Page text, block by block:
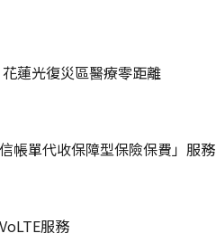
蓮光復災區醫療零距離
帳單代收保障型保險保費」服務
服務